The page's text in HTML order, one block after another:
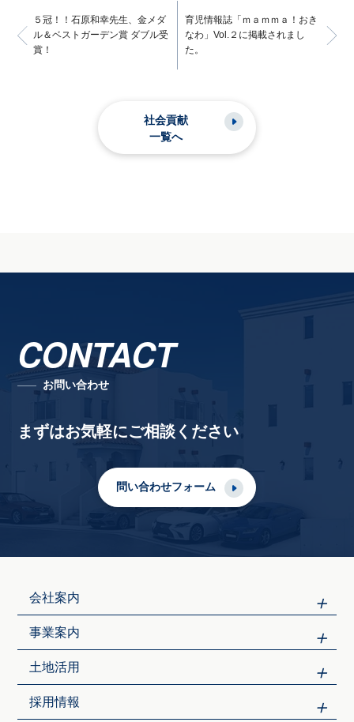
５冠！！石原和幸先生、金メダ
ル＆ベストガーデン賞 ダブル受
賞！
育児情報誌「ｍａｍｍａ！おき
なわ」Vol.２に掲載されまし
た。
社会貢献
一覧へ
CONTACT
お問い合わせ
まずはお気軽にご相談ください
問い合わせフォーム
会社案内
事業案内
土地活用
採用情報